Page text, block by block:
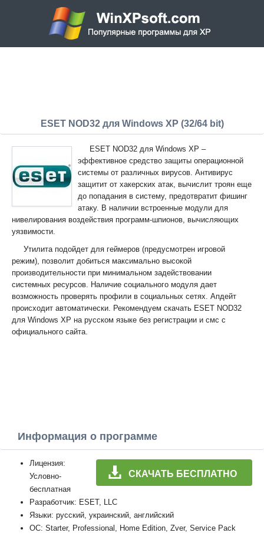
ESET NOD32 для Windows XP (32/64 bit)
ESET NOD32 для Windows XP –
эффективное средство защиты операционной
системы от различных вирусов. Антивирус
защитит от хакерских атак, вычислит троян еще
до попадания в систему, предотвратит фишинг
атаку. В наличии встроенные модули для
нивелирования воздействия программ-шпионов, вычисляющих
уязвимости.
Утилита подойдет для геймеров (предусмотрен игровой
режим), позволит добиться максимально высокой
производительности при минимальном задействовании
системных ресурсов. Наличие социального модуля дает
возможность проверять профили в социальных сетях. Апдейт
происходит автоматически. Рекомендуем скачать ESET NOD32
для Windows XP на русском языке без регистрации и смс с
официального сайта.
Информация о программе
СКАЧАТЬ БЕСПЛАТНО
Лицензия:
Условно-
бесплатная
Разработчик: ESET, LLC
Языки: русский, украинский, английский
ОС: Starter, Professional, Home Edition, Zver, Service Pack